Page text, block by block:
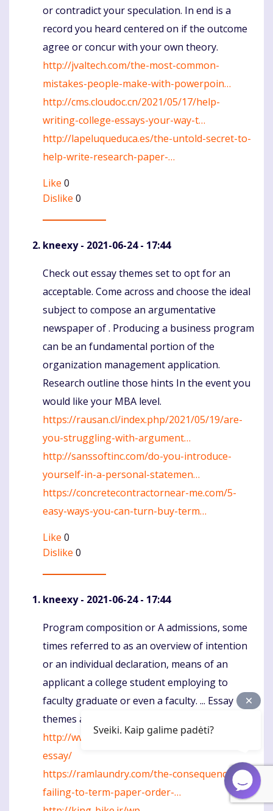
or contradict your speculation. In end is a
record you heard centered on if the outcome
agree or concur with your own theory.
http://jvaltech.com/the-most-common-
mistakes-people-make-with-powerpoin…
http://cms.cloudoc.cn/2021/05/17/help-
writing-college-essays-your-way-t…
http://lapeluqueduca.es/the-untold-secret-to-
help-write-research-paper-…
Like 0
Dislike 0
kneexy- 2021-06-24 - 17:44
Komentaras
Check out essay themes set to opt for an
acceptable. Come across and choose the ideal
subject to compose an argumentative
newspaper of . Producing a business program
can be an fundamental portion of the
organization management application.
Research outline those hints In the event you
would like your MBA level.
https://rausan.cl/index.php/2021/05/19/are-
you-struggling-with-argument…
http://sanssoftinc.com/do-you-introduce-
yourself-in-a-personal-statemen…
https://concretecontractornear-me.com/5-
easy-ways-you-can-turn-buy-term…
Like 0
Dislike 0
kneexy- 2021-06-24 - 17:44
Komentaras
Program composition or A admissions, some
times referred to as an overview of intention
or an individual declaration, means of an
applicant a college student employing to
faculty graduate or even a faculty. ... Essay
themes are very special to life threatening.
http://www.famosports.com/what-is-an-ap-
essay/
https://ramlaundry.com/the-consequences-of-
failing-to-term-paper-order-…
Sveiki. Kaip galime padėti?